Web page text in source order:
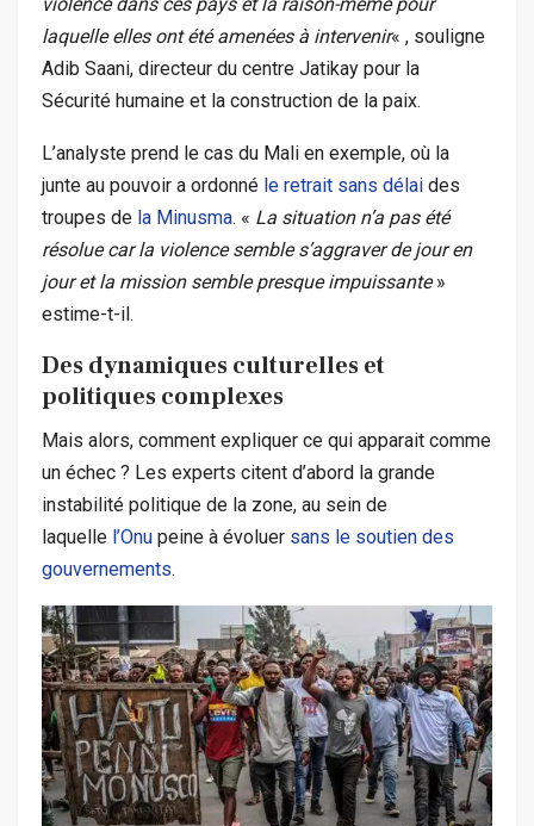
violence dans ces pays et la raison-même pour
laquelle elles ont été amenées à intervenir« , souligne
Adib Saani, directeur du centre Jatikay pour la
Sécurité humaine et la construction de la paix.
L’analyste prend le cas du Mali en exemple, où la
junte au pouvoir a ordonné le retrait sans délai des
troupes de la Minusma. « La situation n’a pas été
résolue car la violence semble s’aggraver de jour en
jour et la mission semble presque impuissante»
estime-t-il.
Des dynamiques culturelles et
politiques complexes
Mais alors, comment expliquer ce qui apparait comme
un échec ? Les experts citent d’abord la grande
instabilité politique de la zone, au sein de
laquelle l’Onu peine à évoluer sans le soutien des
gouvernements.